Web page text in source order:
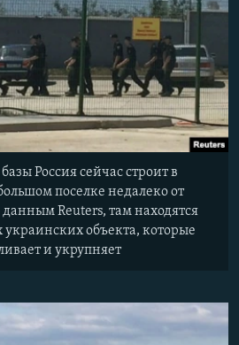
Россия сейчас строит в
поселке недалеко от
Reuters, там находятся
объекта, которые
и укрупняет